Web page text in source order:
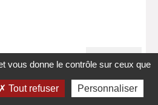
Ensemble
différentes
vous donne le contrôle sur ceux que
Tout refuser Personnaliser